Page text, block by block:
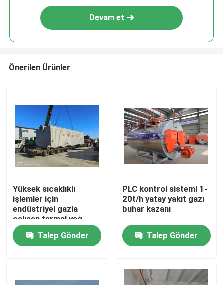
Ev
Devam et
Önerilen Ürünler
Yüksek sıcaklıklı
işlemler için
endüstriyel gazla
çalışan termal yağ
kazanı
Talep Gönder
PLC kontrol sistemi 1-
20t/h yatay yakıt gazı
buhar kazanı
Talep Gönder